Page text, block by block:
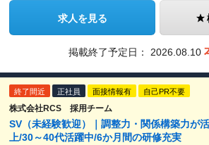
求人を見る
掲載終了予定日： 2026.08.10
終了間近 正社員 面接情報有 自己PR不要
株式会社RCS 採用チーム
SV（未経験歓迎）｜調整力・関係構築力が
上/30～40代活躍中/6か月間の研修充実